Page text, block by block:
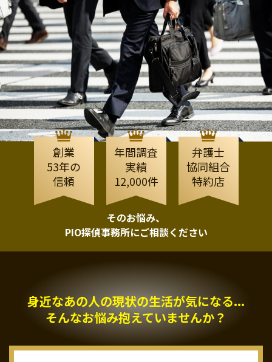
創業
53年の
信頼
年間調査
実績
12,000件
弁護士
協同組合
特約店
そのお悩み、
PIO探偵事務所にご相談ください
身近なあの人の現状の生活が気になる...
そんなお悩み抱えていませんか？